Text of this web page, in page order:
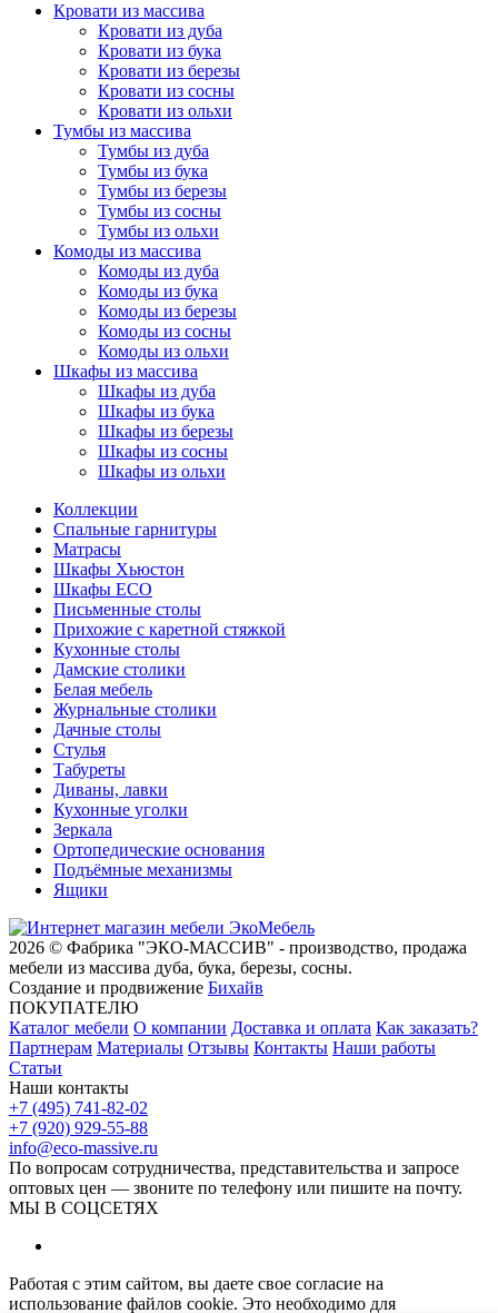
Кровати из массива
Кровати из дуба
Кровати из бука
Кровати из березы
Кровати из сосны
Кровати из ольхи
Тумбы из массива
Тумбы из дуба
Тумбы из бука
Тумбы из березы
Тумбы из сосны
Тумбы из ольхи
Комоды из массива
Комоды из дуба
Комоды из бука
Комоды из березы
Комоды из сосны
Комоды из ольхи
Шкафы из массива
Шкафы из дуба
Шкафы из бука
Шкафы из березы
Шкафы из сосны
Шкафы из ольхи
Коллекции
Спальные гарнитуры
Матрасы
Шкафы Хьюстон
Шкафы ECO
Письменные столы
Прихожие с каретной стяжкой
Кухонные столы
Дамские столики
Белая мебель
Журнальные столики
Дачные столы
Стулья
Табуреты
Диваны, лавки
Кухонные уголки
Зеркала
Ортопедические основания
Подъёмные механизмы
Ящики
2026 © Фабрика "ЭКО-МАССИВ" - производство, продажа
мебели из массива дуба, бука, березы, сосны.
Создание и продвижение Бихайв
ПОКУПАТЕЛЮ
Каталог мебели О компании Доставка и оплата Как заказать?
Партнерам Материалы Отзывы Контакты Наши работы
Статьи
Наши контакты
+7 (495) 741-82-02
+7 (920) 929-55-88
info@eco-massive.ru
По вопросам сотрудничества, представи­тельства и запросе
оптовых цен — звоните по телефону или пишите на почту.
МЫ В СОЦСЕТЯХ
Работая с этим сайтом, вы даете свое согласие на
использование файлов cookie. Это необходимо для